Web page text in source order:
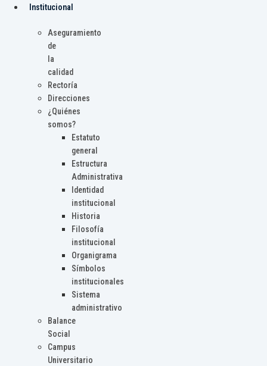
Institucional
Aseguramiento
de
la
calidad
Rectoría
Direcciones
¿Quiénes
somos?
Estatuto
general
Estructura
Administrativa
Identidad
institucional
Historia
Filosofía
institucional
Organigrama
Símbolos
institucionales
Sistema
administrativo
Balance
Social
Campus
Universitario